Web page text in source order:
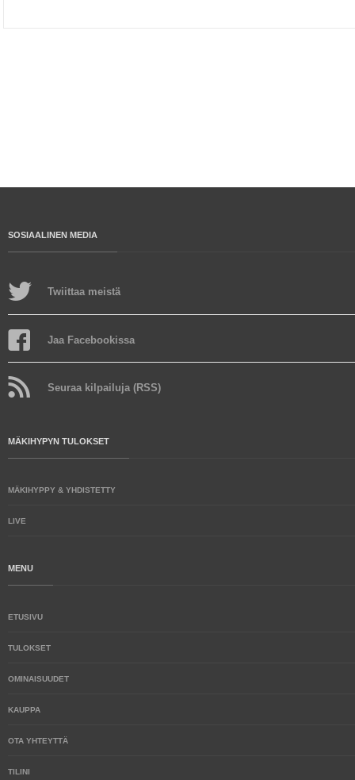
SOSIAALINEN MEDIA
Twiittaa meistä
Jaa Facebookissa
Seuraa kilpailuja (RSS)
MÄKIHYPYN TULOKSET
MÄKIHYPPY & YHDISTETTY
LIVE
MENU
ETUSIVU
TULOKSET
OMINAISUUDET
KAUPPA
OTA YHTEYTTÄ
TILINI